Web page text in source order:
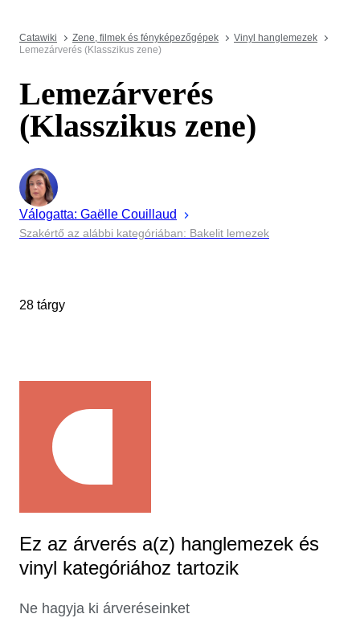
Catawiki Zene, filmek és fényképezőgépek
Vinyl hanglemezek
Lemezárverés (Klasszikus zene)
Lemezárverés
(Klasszikus zene)
Válogatta: Gaëlle Couillaud
Szakértő az alábbi kategóriában: Bakelit lemezek
28 tárgy
Ez az árverés a(z) hanglemezek és
vinyl kategóriához tartozik
Ne hagyja ki árveréseinket